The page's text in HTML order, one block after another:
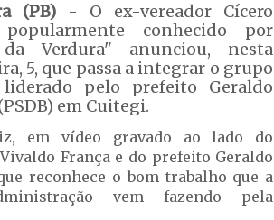
(PB)- O ex-vereador Cícero
popularmente conhecido por
da Verdura" anunciou, nesta
5, que passa a integrar o grupo
pelo prefeito Geraldo
em Cuitegi.
em vídeo gravado ao lado do
França e do prefeito Geraldo
reconhece o bom trabalho que a
vem fazendo pela